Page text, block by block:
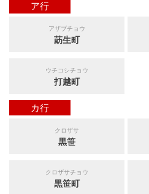
ア行
アザブチョウ
莇生町
ウチコシチョウ
打越町
カ行
クロザサ
黒笹
クロザサチョウ
黒笹町